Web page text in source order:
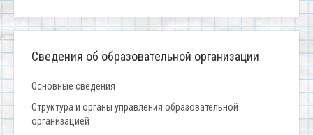
Сведения об образовательной организации
Основные сведения
Структура и органы управления образовательной
организацией